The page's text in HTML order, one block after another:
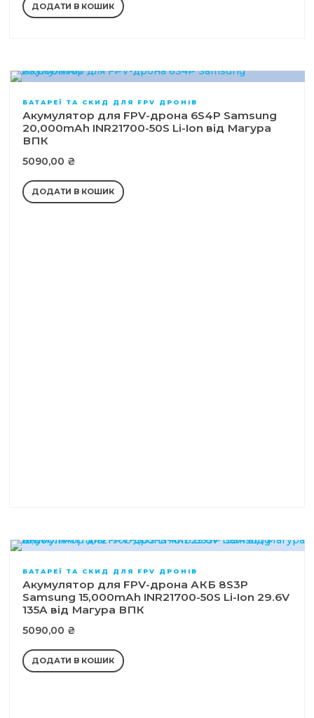
ДОДАТИ В КОШИК
БАТАРЕЇ ТА СКИД ДЛЯ FPV ДРОНІВ
Акумулятор для FPV-дрона 6S4P Samsung
20,000mAh INR21700-50S Li-Ion від Магура
ВПК
5090,00 ₴
ДОДАТИ В КОШИК
БАТАРЕЇ ТА СКИД ДЛЯ FPV ДРОНІВ
Акумулятор для FPV-дрона АКБ 8S3P
Samsung 15,000mAh INR21700-50S Li-Ion 29.6V
135A від Магура ВПК
5090,00 ₴
ДОДАТИ В КОШИК